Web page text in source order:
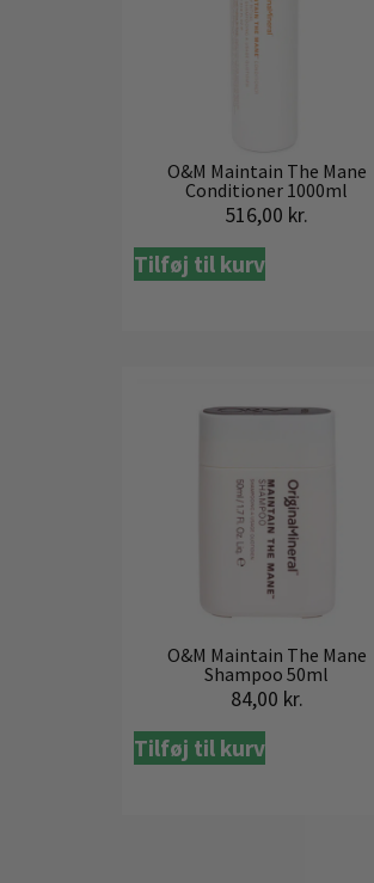
O&M Maintain The Mane
Conditioner 1000ml
516,00 kr.
Tilføj til kurv
O&M Maintain The Mane
Shampoo 50ml
84,00 kr.
Tilføj til kurv